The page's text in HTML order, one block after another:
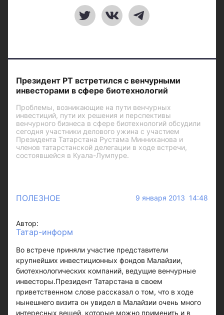
Президент РТ встретился с венчурными
инвесторами в сфере биотехнологий
Проблемы, возникающие на пути венчурных
инвестиций, пути их решения и перспективы
венчурного бизнеса в сфере биотехнологий обсудили
сегодня участники делового ужина с участием
Президента Татарстана Рустама Минниханова и
членов татарстанской делегации в ходе встречи,
состоявшейся в Куала-Лумпуре.
ПОЛЕЗНОЕ 9 января 2013 14:48
Автор:
Татар-информ
Во встрече приняли участие представители
крупнейших инвестиционных фондов Малайзии,
биотехнологических компаний, ведущие венчурные
инвесторы.Президент Татарстана в своем
приветственном слове рассказал о том, что в ходе
нынешнего визита он увидел в Малайзии очень много
интересных вещей, которые можно применить и в